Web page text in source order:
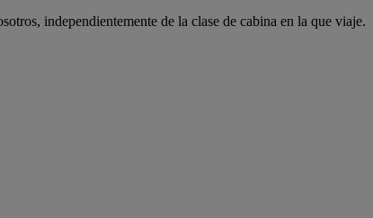
independientemente de la clase de cabina en la que viaje.